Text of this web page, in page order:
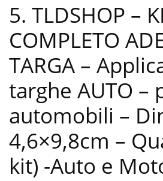
5. TLDSHOP –
COMPLETO
TARGA –
targhe AUTO –
automobili –
4,6×9,8cm –
kit) -Auto e